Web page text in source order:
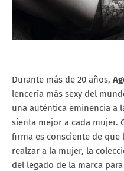
Durante más de 20 años,
lencería más sexy del
una auténtica eminencia a
sienta mejor a cada mujer.
firma es consciente de
realzar a la mujer, la
del legado de la marca